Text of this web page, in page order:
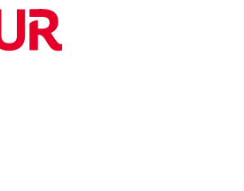
OFERTE DE NERATAT